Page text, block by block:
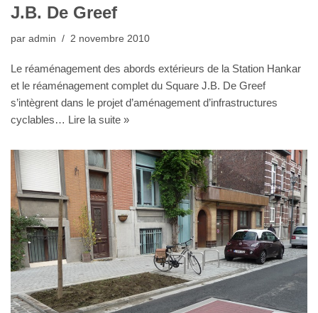
J.B. De Greef
par admin 2 novembre 2010
Le réaménagement des abords extérieurs de la Station Hankar
et le réaménagement complet du Square J.B. De Greef
s’intègrent dans le projet d’aménagement d’infrastructures
cyclables… Lire la suite »